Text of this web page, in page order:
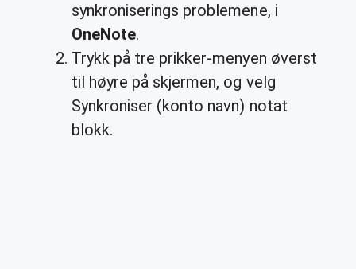
synkroniserings problemene, i
OneNote.
Trykk på tre prikker-menyen øverst
til høyre på skjermen, og velg
Synkroniser (konto navn) notat
blokk.